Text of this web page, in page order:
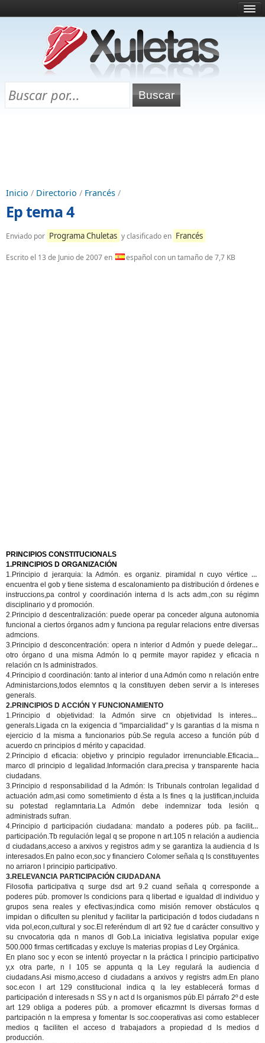
¿Qué es esto?
Directorio
Chuletas para exámenes
Inicio / Directorio / Francés /
Ep tema 4
Enviado por Programa Chuletas y clasificado en Francés
Escrito el 13 de Junio de 2007en español con un tamaño de 7,7 KB
PRINCIPIOS CONSTITUCIONALS
1.PRINCIPIOS D ORGANIZACIÓN
1.Principio d jerarquia:la Admón. es organiz. piramidal n cuyo vértice se
encuentra el gob y tiene sistema d escalonamiento pa distribución d órdenes e
instruccions,pa control y coordinación interna d ls acts adm.,con su régimn
disciplinario y d promoción.
2.Principio d descentralización: puede operar pa conceder alguna autonomia
funcional a ciertos órganos adm y funciona pa regular relacions entre diversas
admcions.
3.Principio d desconcentración: opera n interior d Admón y puede delegar n
otro órgano d una misma Admón lo q permite mayor rapidez y eficacia n
relación cn ls administrados.
4.Principio d coordinación:tanto al interior d una Admón como n relación entre
Administarcions,todos elemntos q la constituyen deben servir a ls intereses
generals.
2.PRINCIPIOS D ACCIÓN Y FUNCIONAMIENTO
1.Principio d objetividad:la Admón sirve cn objetividad ls intereses
generals.Ligada cn la exigencia d "imparcialidad" y ls garantias d la misma n
ejercicio d la misma a funcionarios púb.Se regula acceso a función púb d
acuerdo cn principios d mérito y capacidad.
2.Principio d eficacia:objetivo y principio regulador irrenunciable.Eficacia,n
marco dl principio d legalidad.Información clara,precisa y transparente hacia
ciudadans.
3.Principio d responsabilidad d la Admón: ls Tribunals controlan legalidad d
actuación adm,asi como sometimiento d ésta a ls fines q la justifican,incluida
su potestad reglamntaria.La Admón debe indemnizar toda lesión q
administrads sufran.
4.Principio d participación ciudadana: mandato a poderes púb. pa facilitar
participación.Tb regulación legal q se propone n art.105 n relación a audiencia
d ciudadans,acceso a arxivos y registros adm y se garantiza la audiencia d ls
interesados.En palno econ,soc y financiero Colomer señala q ls constituyentes
no arriaron l principio participativo.
3.RELEVANCIA PARTICIPACIÓN CIUDADANA
Filosofia participativa q surge dsd art 9.2 cuand señala q corresponde a
poderes púb. promover ls condicions para q libertad e igualdad dl individuo y
grupos sena reales y efectivas;indica como misión remover obstáculos q
impidan o dificulten su plenitud y facilitar la participación d todos ciudadans n
vida pol,econ,cultural y soc.El referéndum dl art 92 fue d carácter consultivo y
su cnvocatoria qda n manos dl Gob.La iniciativa legislativa popular exige
500.000 firmas certificadas y excluye ls materias propias d Ley Orgánica.
En plano soc y econ se intentó proyectar n la práctica l principio participativo
y,x otra parte, n l 105 se appunta q la Ley regulará la audiencia d
ciudadans.Asi mismo,acceso d ciudadans a arxivos y registrs adm.En plano
soc.econ l art 129 constitucional indica q la ley establecerá formas d
participación d interesads n SS y n act d ls organismos púb.El párrafo 2º d este
art 129 obliga a poderes púb. a promover eficazmnt ls diversas formas d
partcipación n la empresa y fomentar ls soc.cooperativas asi como establecer
medios q faciliten el acceso d trabajadors a propiedad d ls medios d
producción.